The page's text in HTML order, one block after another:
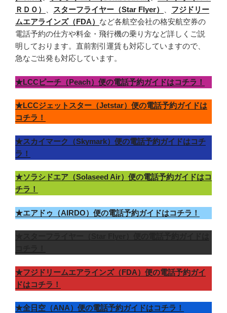
ＲＤＯ）
スターフライヤー（Star Flyer）
フジドリー
ムエアラインズ（FDA） など各航空会社の格安航空券の
電話予約の仕方や料金・飛行機の乗り方など詳しくご説
明しております。直前割引運賃も対応していますので、
急なご出発も対応しています。
★LCCピーチ（Peach）便の電話予約ガイドはコチラ！
★LCCジェットスター（Jetstar）便の電話予約ガイドは
コチラ！
★スカイマーク（Skymark）便の電話予約ガイドはコチ
ラ！
★ソラシドエア（Solaseed Air）便の電話予約ガイドはコ
チラ！
★エアドゥ（AIRDO）便の電話予約ガイドはコチラ！
★フジドリームエアラインズ（FDA）便の電話予約ガイ
ドはコチラ！
★全日空（ANA）便の電話予約ガイドはコチラ！